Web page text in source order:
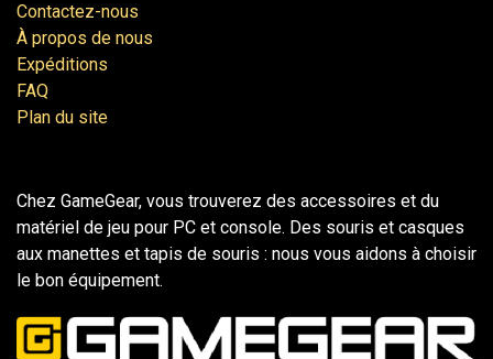
Contactez-nous
À propos de nous
Expéditions
FAQ
Plan du site
Chez GameGear, vous trouverez des accessoires et du
matériel de jeu pour PC et console. Des souris et casques
aux manettes et tapis de souris : nous vous aidons à choisir
le bon équipement.